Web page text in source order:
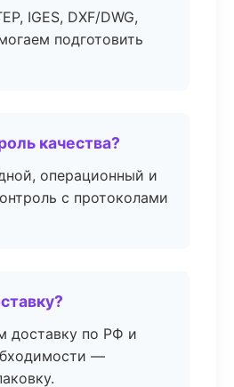
IGES, DXF/DWG,
подготовить
качества?
операционный и
с протоколами
доставку по РФ и
—